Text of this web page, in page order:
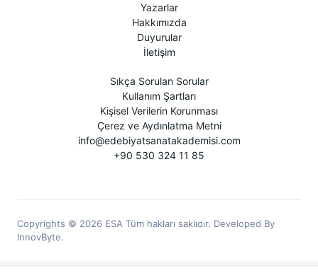
Yazarlar
Hakkımızda
Duyurular
İletişim
Sıkça Sorulan Sorular
Kullanım Şartları
Kişisel Verilerin Korunması
Çerez ve Aydınlatma Metni
info@edebiyatsanatakademisi.com
+90 530 324 11 85
Copyrights © 2026 ESA Tüm hakları saklıdır. Developed By
InnovByte.